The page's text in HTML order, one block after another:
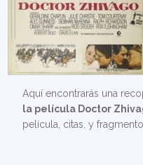
Aquí encontrarás una
la película Doctor
película, citas, y